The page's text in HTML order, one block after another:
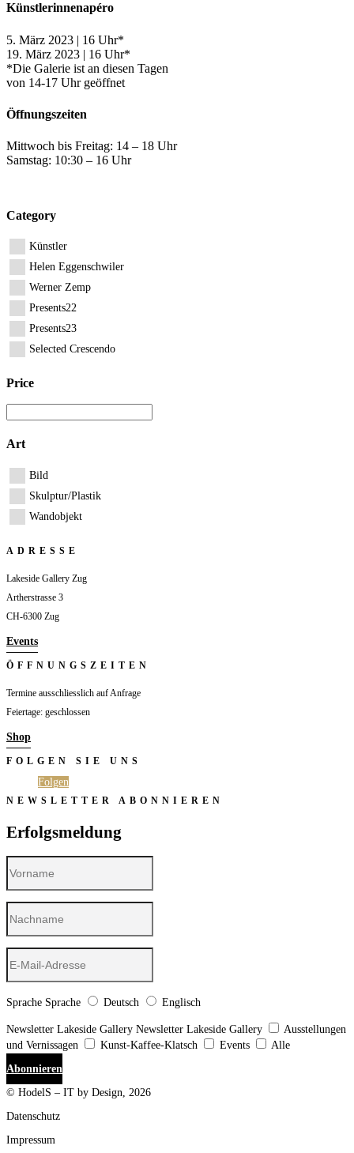
Künstlerinnenapéro
5. März 2023 | 16 Uhr*
19. März 2023 | 16 Uhr*
*Die Galerie ist an diesen Tagen
von 14-17 Uhr geöffnet
Öffnungszeiten
Mittwoch bis Freitag: 14 – 18 Uhr
Samstag: 10:30 – 16 Uhr
Category
Künstler
Helen Eggenschwiler
Werner Zemp
Presents22
Presents23
Selected Crescendo
Price
Art
Bild
Skulptur/Plastik
Wandobjekt
ADRESSE
Lakeside Gallery Zug
Artherstrasse 3
CH-6300 Zug
Events
ÖFFNUNGSZEITEN
Termine ausschliesslich auf Anfrage
Feiertage: geschlossen
Shop
FOLGEN SIE UNS
Folgen
NEWSLETTER ABONNIEREN
Erfolgsmeldung
Sprache Sprache Deutsch Englisch
Newsletter Lakeside Gallery Newsletter Lakeside Gallery
Ausstellungen
und Vernissagen
Kunst-Kaffee-Klatsch Events
Alle
Abonnieren
© HodelS – IT by Design, 2026
Datenschutz
Impressum